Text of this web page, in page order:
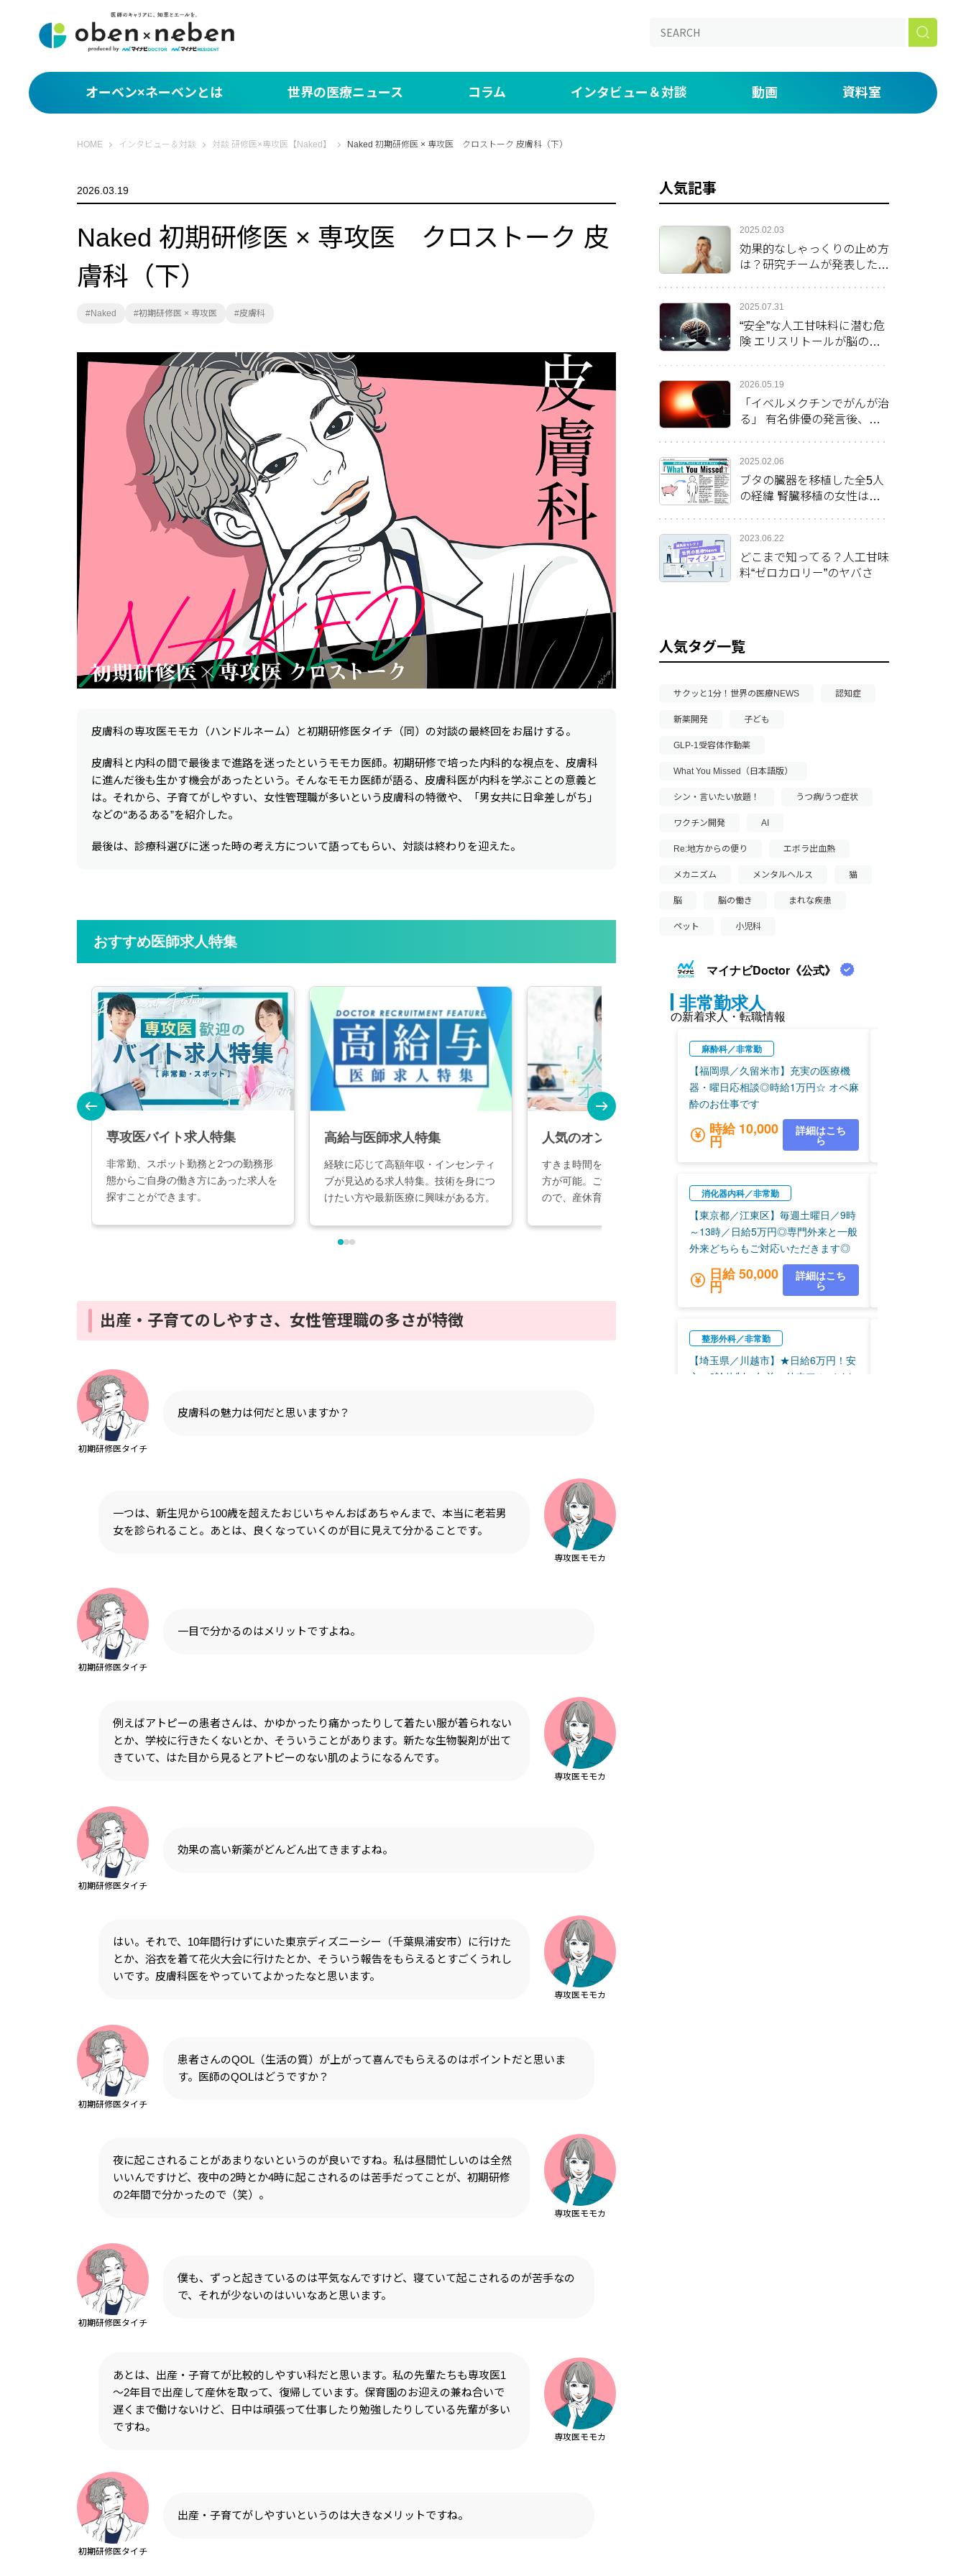
オーベン×ネーベンとは 世界の医療ニュース
サクッと1分！世界の医療NEWS
編集部セレクト 世界の医療News マイシュー
コラム
言いたい放題！
あした、ハッピーになぁれ！
もっと、あしたハッピーになぁれ！！
医師と先進医療技術とわたし
インタビュー＆対談
対談 研修医×専攻医【Naked】
社会医学系専門医の「いま・未来」
動画
One day―医師密着ドキュメンタリー―
資料室
HOME オーベン×ネーベン
インタビュー＆対談 対談 研修医×専攻医【Naked】 Naked 初期研修医 × 専攻医 クロストーク 皮膚科（下）
2026.03.19
Naked 初期研修医 × 専攻医 クロストーク 皮
膚科（下）
Naked 初期研修医 × 専攻医 皮膚科
皮膚科の専攻医モモカ（ハンドルネーム）と初期研修医タイチ（同）の対談の最終回をお届けする。
皮膚科と内科の間で最後まで進路を迷ったというモモカ医師。初期研修で培った内科的な視点を、皮膚科
に進んだ後も生かす機会があったという。そんなモモカ医師が語る、皮膚科医が内科を学ぶことの意義と
は。それから、子育てがしやすい、女性管理職が多いという皮膚科の特徴や、「男女共に日傘差しがち」
などの“あるある”を紹介した。
最後は、診療科選びに迷った時の考え方について語ってもらい、対談は終わりを迎えた。
出産・子育てのしやすさ、女性管理職の多さが特徴
初期研修医タイチ
皮膚科の魅力は何だと思いますか？
専攻医モモカ
一つは、新生児から100歳を超えたおじいちゃんおばあちゃんまで、本当に老若男
女を診られること。あとは、良くなっていくのが目に見えて分かることです。
初期研修医タイチ
一目で分かるのはメリットですよね。
専攻医モモカ
例えばアトピーの患者さんは、かゆかったり痛かったりして着たい服が着られない
とか、学校に行きたくないとか、そういうことがあります。新たな生物製剤が出て
きていて、はた目から見るとアトピーのない肌のようになるんです。
初期研修医タイチ
効果の高い新薬がどんどん出てきますよね。
専攻医モモカ
はい。それで、10年間行けずにいた東京ディズニーシー（千葉県浦安市）に行けた
とか、浴衣を着て花火大会に行けたとか、そういう報告をもらえるとすごくうれし
いです。皮膚科医をやっていてよかったなと思います。
初期研修医タイチ
患者さんのQOL（生活の質）が上がって喜んでもらえるのはポイントだと思いま
す。医師のQOLはどうですか？
専攻医モモカ
夜に起こされることがあまりないというのが良いですね。私は昼間忙しいのは全然
いいんですけど、夜中の2時とか4時に起こされるのは苦手だってことが、初期研修
の2年間で分かったので（笑）。
初期研修医タイチ
僕も、ずっと起きているのは平気なんですけど、寝ていて起こされるのが苦手なの
で、それが少ないのはいいなあと思います。
専攻医モモカ
あとは、出産・子育てが比較的しやすい科だと思います。私の先輩たちも専攻医1
～2年目で出産して産休を取って、復帰しています。保育園のお迎えの兼ね合いで
遅くまで働けないけど、日中は頑張って仕事したり勉強したりしている先輩が多い
ですね。
初期研修医タイチ
出産・子育てがしやすいというのは大きなメリットですね。
人気記事
2025.02.03
効果的なしゃっくりの止め方
は？研究チームが発表した方
2025.07.31
“安全”な人工甘味料に潜む危
険 エリスリトールが脳の健
2026.05.19
「イベルメクチンでがんが治
る」 有名俳優の発言後、米
2025.02.06
ブタの臓器を移植した全5人
の経緯 腎臓移植の女性は最
2023.06.22
どこまで知ってる？人工甘味
料“ゼロカロリー”のヤバさ
人気タグ一覧
サクッと1分！世界の医療NEWS 認知症
新薬開発 子ども
GLP-1受容体作動薬
What You Missed（日本語版）
シン・言いたい放題！ うつ病/うつ症状
ワクチン開発 AI
Re:地方からの便り エボラ出血熱
メカニズム メンタルヘルス 猫
脳 脳の働き まれな疾患
ペット 小児科